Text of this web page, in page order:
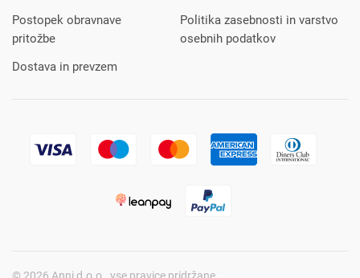
Postopek obravnave
pritožbe
Politika zasebnosti in varstvo
osebnih podatkov
Dostava in prevzem